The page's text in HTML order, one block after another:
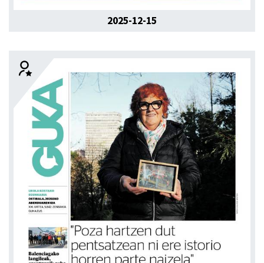
2025-12-15